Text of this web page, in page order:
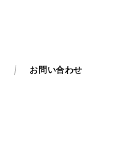
お問い合わせ